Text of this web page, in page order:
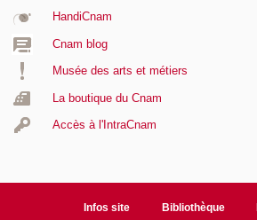
HandiCnam
Cnam blog
Musée des arts et métiers
La boutique du Cnam
Accès à l'IntraCnam
Infos site Bibliothèque